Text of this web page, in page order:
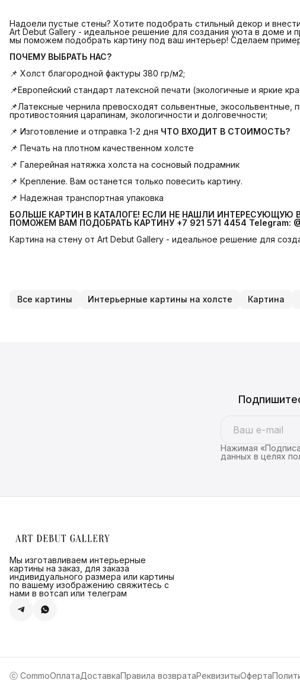
Надоели пустые стены? Хотите подобрать стильный декор и
Art Debut Gallery - идеальное решение для создания уюта в доме и
мы поможем подобрать картину под ваш интерьер! Сделаем
ПОЧЕМУ ВЫБРАТЬ НАС?
📌 Холст благородной фактуры 380 гр/м2;
📌Европейский стандарт латексной печати (экологичные и яркие
📌Латексные чернила превосходят сольвентные, экосольвентные,
противостояния царапинам, экологичности и долговечности;
📌 Изготовление и отправка 1-2 дня ЧТО ВХОДИТ В СТОИМОСТЬ?
📌 Печать на плотном качественном холсте
📌 Галерейная натяжка холста на сосновый подрамник
📌 Крепление. Вам останется только повесить картину.
📌 Надежная транспортная упаковка
БОЛЬШЕ КАРТИН В КАТАЛОГЕ! ЕСЛИ НЕ НАШЛИ
ПОМОЖЕМ ВАМ ПОДОБРАТЬ КАРТИНУ +7 921 571 4454 Telegram:
Картина на стену от Art Debut Gallery - идеальное решение для
Все картины Интерьерные картины на холсте Картина
Нажимая
данных в целях
Мы изготавливаем интерьерные
картины на заказ, для заказа
индивидуального размера или картины
по вашему изображению свяжитесь с
нами в вотсап или телеграм
ⓒ CommoОплатаДоставкаПравила возвратаРеквизитыОферта